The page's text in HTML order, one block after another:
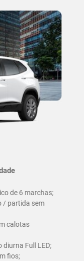
de 6 marchas;
/ partida sem
calotas
diurna Full LED;
fios;